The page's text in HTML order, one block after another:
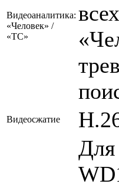
Видеоаналитика:
«Человек» /
«ТС»
Видеосжатие
Для